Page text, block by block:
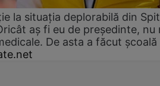
la situația deplorabilă din
aș fi eu de președinte, nu
De asta a făcut școală